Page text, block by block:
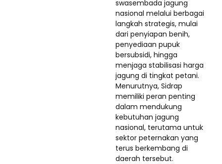
swasembada jagung
nasional melalui berbagai
langkah strategis, mulai
dari penyiapan benih,
penyediaan pupuk
bersubsidi, hingga
menjaga stabilisasi harga
jagung di tingkat petani.
Menurutnya, Sidrap
memiliki peran penting
dalam mendukung
kebutuhan jagung
nasional, terutama untuk
sektor peternakan yang
terus berkembang di
daerah tersebut.